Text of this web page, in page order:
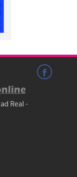
Real -